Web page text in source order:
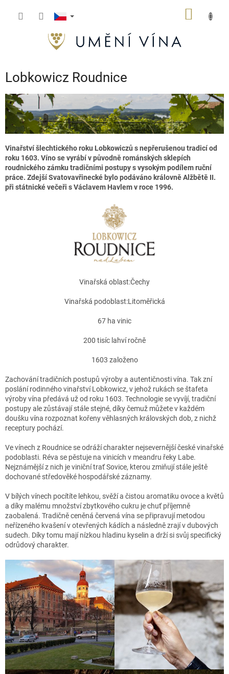
Lobkowicz Roudnice
Vinařství šlechtického roku Lobkowiczů s nepřerušenou tradicí od
roku 1603. Víno se vyrábí v původně románských sklepích
roudnického zámku tradičními postupy s vysokým podílem ruční
práce. Zdejší Svatovavřinecké bylo podáváno královně Alžbětě II.
při státnické večeři s Václavem Havlem v roce 1996.
Vinařská oblast:Čechy
Vinařská podoblast:Litoměřická
67 ha vinic
200 tisíc lahví ročně
1603 založeno
Zachování tradičních postupů výroby a autentičnosti vína. Tak zní
poslání rodinného vinařství Lobkowicz, v jehož rukách se štafeta
výroby vína předává už od roku 1603. Technologie se vyvíjí, tradiční
postupy ale zůstávají stále stejné, díky čemuž můžete v každém
doušku vína rozpoznat kořeny věhlasných královských dob, z nichž
receptury pochází.
Ve vínech z Roudnice se odráží charakter nejsevernější české vinařské
podoblasti. Réva se pěstuje na vinicích v meandru řeky Labe.
Nejznámější z nich je viniční trať Sovice, kterou zmiňují stále ještě
dochované středověké hospodářské záznamy.
V bílých vínech pocítíte lehkou, svěží a čistou aromatiku ovoce a květů
a díky malému množství zbytkového cukru je chuť příjemně
zaobalená. Tradičně ceněná červená vína se připravují metodou
neřízeného kvašení v otevřených kádích a následně zrají v dubových
sudech. Díky tomu mají nízkou hladinu kyselin a drží si svůj specifický
odrůdový charakter.